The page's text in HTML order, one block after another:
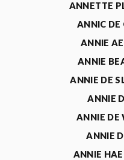
ANNETTE
ANNIC DE
ANNIE
ANNIE
ANNIE DE
ANNIE
ANNIE DE
ANNIE
ANNIE